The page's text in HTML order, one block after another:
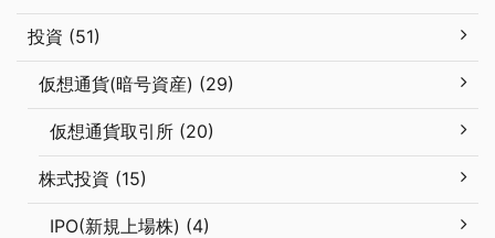
投資 (51)
仮想通貨(暗号資産) (29)
仮想通貨取引所 (20)
株式投資 (15)
IPO(新規上場株) (4)